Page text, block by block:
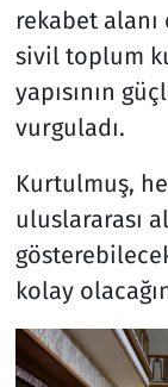
rekabet
sivil toplum
yapısının
vurguladı.
Kurtulmuş,
uluslararası
kolay